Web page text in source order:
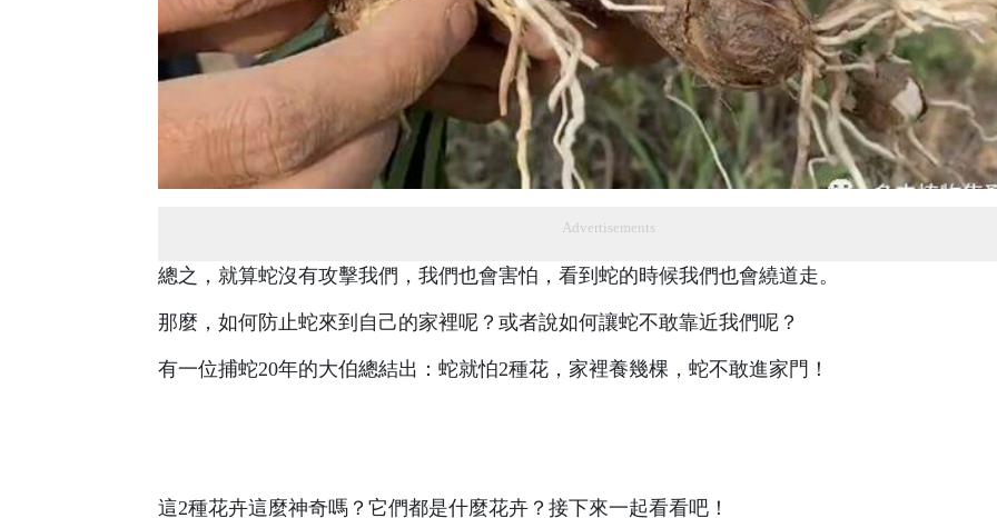
Advertisements
總之，就算蛇沒有攻擊我們，我們也會害怕，看到蛇的時候我們也會繞道走。
那麼，如何防止蛇來到自己的家裡呢？或者說如何讓蛇不敢靠近我們呢？
有一位捕蛇20年的大伯總結出：蛇就怕2種花，家裡養幾棵，蛇不敢進家門！
這2種花卉這麼神奇嗎？它們都是什麼花卉？接下來一起看看吧！